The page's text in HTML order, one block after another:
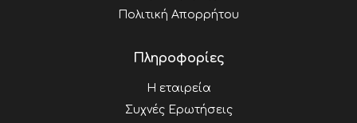
Πολιτική Απορρήτου
Πληροφορίες
Η εταιρεία
Συχνές Ερωτήσεις